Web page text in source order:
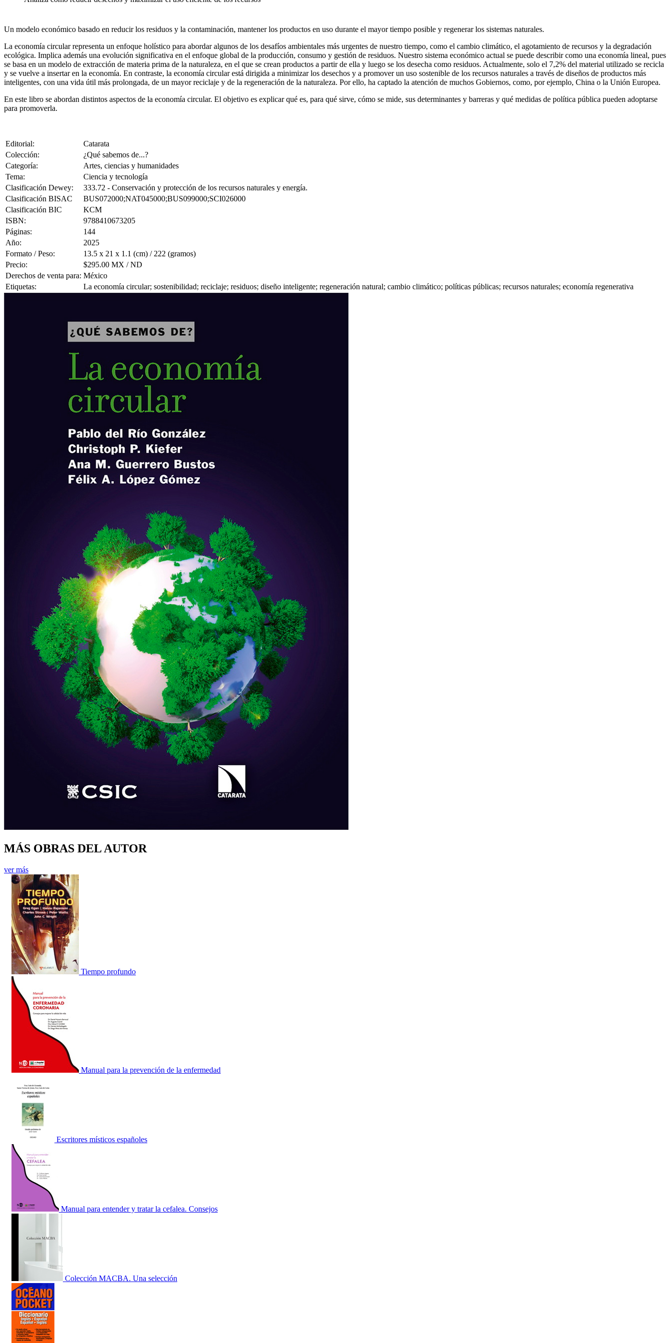
Un modelo económico basado en reducir los residuos y la contaminación, mantener los productos en uso durante el mayor tiempo posible y regenerar los sistemas naturales.
La economía circular representa un enfoque holístico para abordar algunos de los desafíos ambientales más urgentes de nuestro tiempo, como el cambio climático, el agotamiento de recursos y la degradación
ecológica. Implica además una evolución significativa en el enfoque global de la producción, consumo y gestión de residuos. Nuestro sistema económico actual se puede describir como una economía lineal, pues
se basa en un modelo de extracción de materia prima de la naturaleza, en el que se crean productos a partir de ella y luego se los desecha como residuos. Actualmente, solo el 7,2% del material utilizado se recicla
y se vuelve a insertar en la economía. En contraste, la economía circular está dirigida a minimizar los desechos y a promover un uso sostenible de los recursos naturales a través de diseños de productos más
inteligentes, con una vida útil más prolongada, de un mayor reciclaje y de la regeneración de la naturaleza. Por ello, ha captado la atención de muchos Gobiernos, como, por ejemplo, China o la Unión Europea.
En este libro se abordan distintos aspectos de la economía circular. El objetivo es explicar qué es, para qué sirve, cómo se mide, sus determinantes y barreras y qué medidas de política pública pueden adoptarse
para promoverla.
Editorial:
Catarata
Colección:
¿Qué sabemos de...?
Categoría:
Artes, ciencias y humanidades
Tema:
Ciencia y tecnología
Clasificación Dewey:
333.72 - Conservación y protección de los recursos naturales y energía.
Clasificación BISAC
BUS072000;NAT045000;BUS099000;SCI026000
Clasificación BIC
KCM
ISBN:
9788410673205
Páginas:
144
Año:
2025
Formato / Peso:
13.5 x 21 x 1.1 (cm) / 222 (gramos)
Precio:
$295.00 MX / ND
Derechos de venta para: México
Etiquetas:
La economía circular; sostenibilidad; reciclaje; residuos; diseño inteligente; regeneración natural; cambio climático; políticas públicas; recursos naturales; economía regenerativa
MÁS OBRAS DEL AUTOR
ver más
Tiempo profundo
Manual para la prevención de la enfermedad
Escritores místicos españoles
Manual para entender y tratar la cefalea. Consejos
Colección MACBA. Una selección